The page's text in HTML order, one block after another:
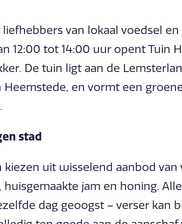
van lokaal voedsel
12:00 tot 14:00 uur opent Tuin
De tuin ligt aan de
Heemstede, en vormt een
stad
kiezen uit wisselend aanbod van
jam en honing.
dag geoogst – verser kan